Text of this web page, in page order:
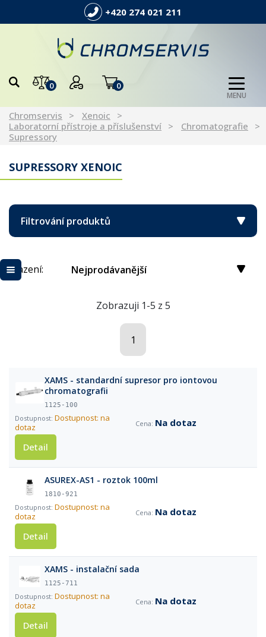
+420 274 021 211
0 0
MENU
Chromservis
Xenoic
Laboratorní přístroje a příslušenství
Chromatografie
Supressory
SUPRESSORY XENOIC
Filtrování produktů
Řazení: Nejprodávanější
Zobrazuji 1-5 z 5
1
XAMS - standardní supresor pro iontovou
chromatografii
1125-100
Dostupnost: na
dotaz
Na dotaz
Detail
ASUREX-AS1 - roztok 100ml
1810-921
Dostupnost: na
dotaz
Na dotaz
Detail
XAMS - instalační sada
1125-711
Dostupnost: na
dotaz
Na dotaz
Detail